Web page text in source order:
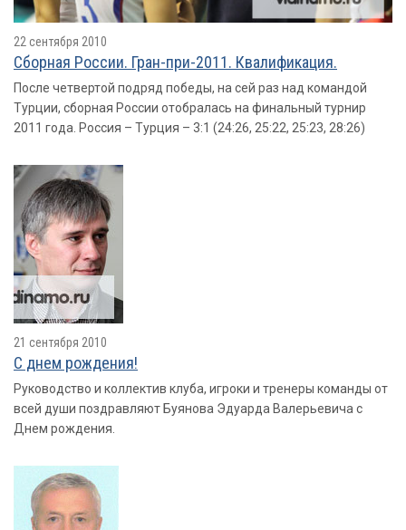
22 сентября 2010
Сборная России. Гран-при-2011. Квалификация.
После четвертой подряд победы, на сей раз над командой
Турции, сборная России отобралась на финальный турнир
2011 года. Россия – Турция – 3:1 (24:26, 25:22, 25:23, 28:26)
21 сентября 2010
С днем рождения!
Руководство и коллектив клуба, игроки и тренеры команды от
всей души поздравляют Буянова Эдуарда Валерьевича с
Днем рождения.